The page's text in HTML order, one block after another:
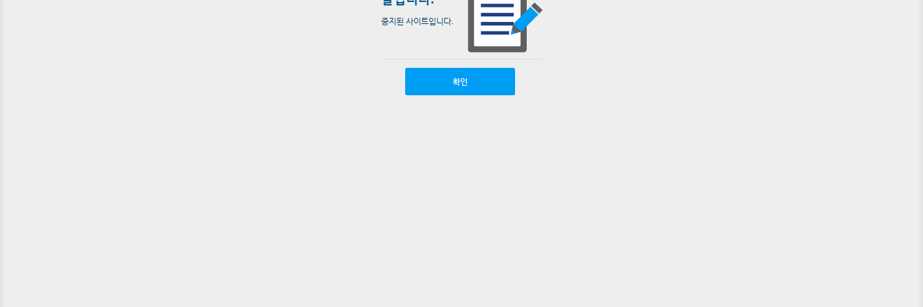
중지된 사이트입니다.